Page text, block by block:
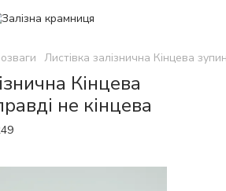
Листівка залізнична Кінцева
Кінцева
не кінцева